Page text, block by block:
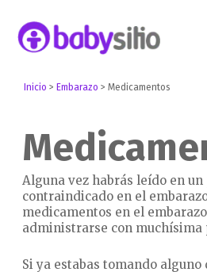
Inicio > Embarazo >Medicamentos
Alguna vez habrás leído en un
contraindicado en el
medicamentos en el
administrarse con muchísima
Si ya estabas tomando